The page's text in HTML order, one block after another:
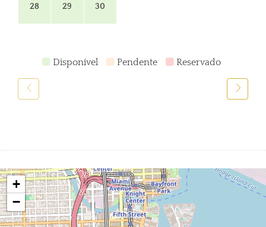
28 29 30
Disponível Pendente Reservado
+
−